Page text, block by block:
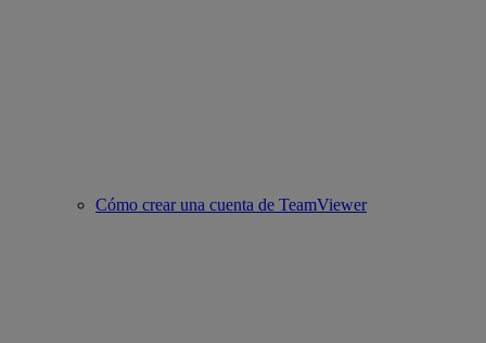
Cómo crear una cuenta de TeamViewer